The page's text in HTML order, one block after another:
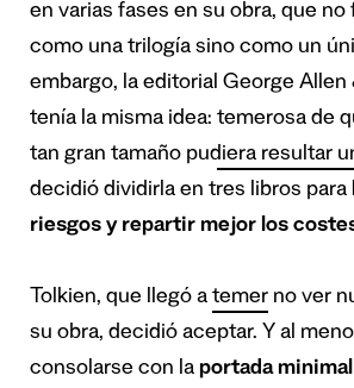
en varias fases en su obra, que no
como una trilogía sino como un
embargo, la editorial George Allen
tenía la misma idea: temerosa de
tan gran tamaño pudiera resultar
decidió dividirla en tres libros para
riesgos y repartir mejor los
Tolkien, que llegó a temer no ver
su obra, decidió aceptar. Y al
consolarse con la portada